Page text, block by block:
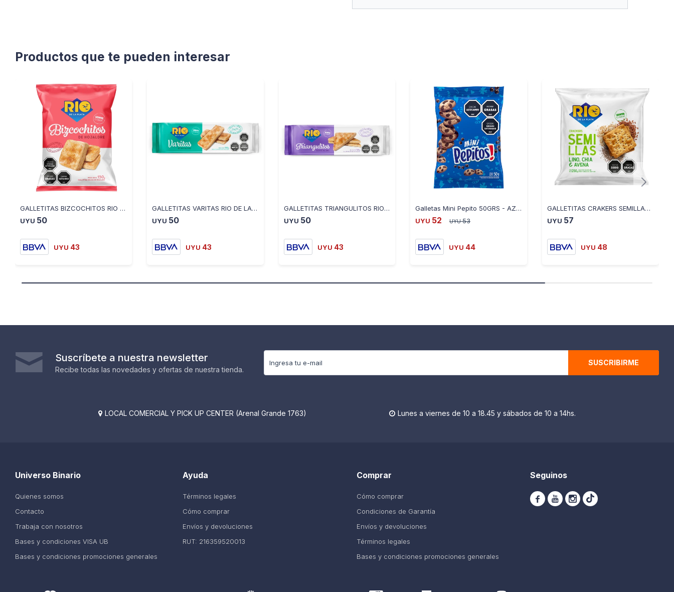
Productos que te pueden interesar
GALLETITAS BIZCOCHITOS RIO DE LA PLATA 150 GR
UYU 50
UYU 43
GALLETITAS VARITAS RIO DE LA PLATA 150 GR
UYU 50
UYU 43
GALLETITAS TRIANGULITOS RIO DE LA PLATA 150 GR
UYU 50
UYU 43
Galletas Mini Pepito 50GRS - AZUL
UYU 52 UYU 53
UYU 44
GALLETITAS CRAKERS SEMILLAS LINO CHIA AVENA RIO DE LA PLATA
UYU 57
UYU 48
Suscríbete a nuestra newsletter
Recibe todas las novedades y ofertas de nuestra tienda.
SUSCRIBIRME
 LOCAL COMERCIAL Y PICK UP CENTER (Arenal Grande 1763)  Lunes a viernes de 10 a 18.45 y sábados de 10 a 14hs.
Ayuda
Términos legales
Cómo comprar
Envíos y devoluciones
RUT: 216359520013
Universo Binario
Quienes somos
Contacto
Trabaja con nosotros
Bases y condiciones VISA UB
Bases y condiciones promociones generales
Comprar
Cómo comprar
Condiciones de Garantía
Envíos y devoluciones
Términos legales
Bases y condiciones promociones generales
Seguinos
  